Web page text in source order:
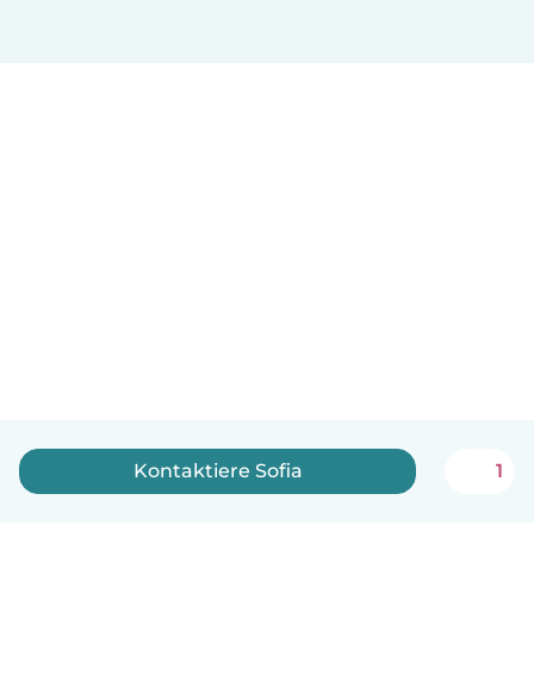
Kontaktiere Sofia 1